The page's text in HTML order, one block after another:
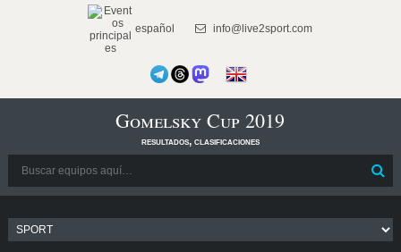
español info@live2sport.com
Gomelsky Cup 2019
resultados, clasificaciones